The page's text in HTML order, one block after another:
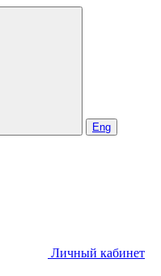
Eng
Личный кабинет